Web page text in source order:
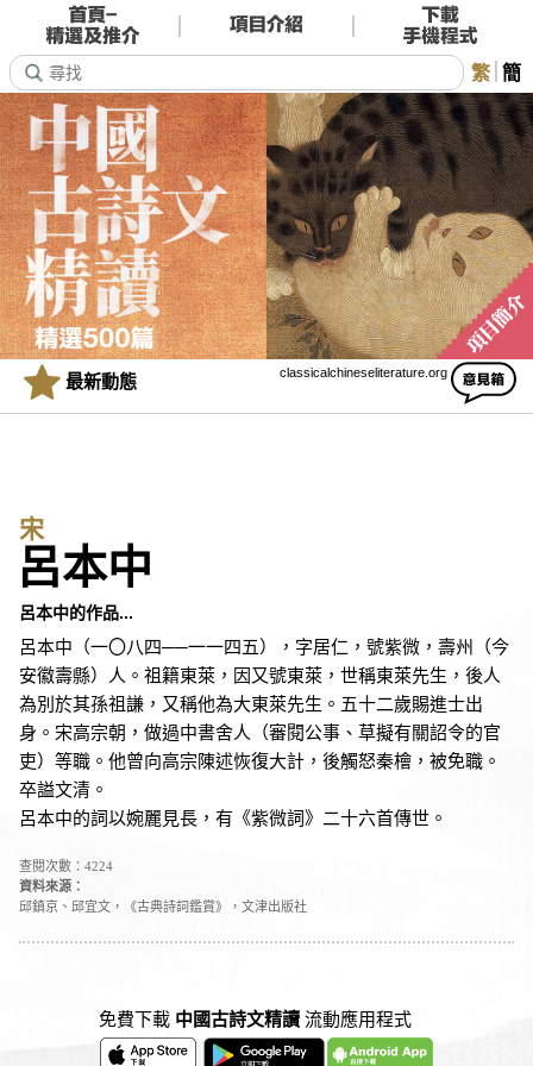
繁 簡
classicalchineseliterature.org
最新動態
宋
呂本中
呂本中的作品...
呂本中（一〇八四──一一四五），字居仁，號紫微，壽州（今
安徽壽縣）人。祖籍東萊，因又號東萊，世稱東萊先生，後人
為別於其孫祖謙，又稱他為大東萊先生。五十二歲賜進士出
身。宋高宗朝，做過中書舍人（審閱公事、草擬有關詔令的官
吏）等職。他曾向高宗陳述恢復大計，後觸怒秦檜，被免職。
卒謚文清。
呂本中的詞以婉麗見長，有《紫微詞》二十六首傳世。
查閱次數：4224
資料來源：
邱鎮京、邱宜文，《古典詩詞鑑賞》，文津出版社
免費下載 中國古詩文精讀 流動應用程式